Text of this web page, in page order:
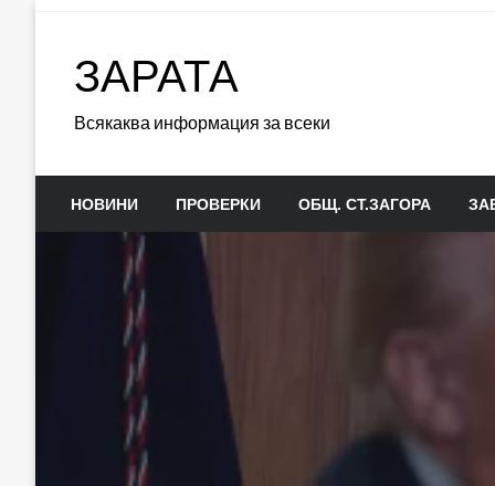
ЗАРАТА
Всякаква информация за всеки
НОВИНИ ПРОВЕРКИ ОБЩ. СТ.ЗАГОРА